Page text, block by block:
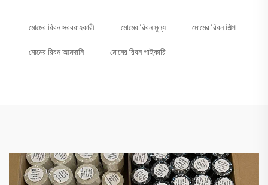
মোমের রিবন সরবরাহকারী মোমের রিবন মূল্য মোমের রিবন শিল্প
মোমের রিবন আমদানি মোমের রিবন পাইকারি